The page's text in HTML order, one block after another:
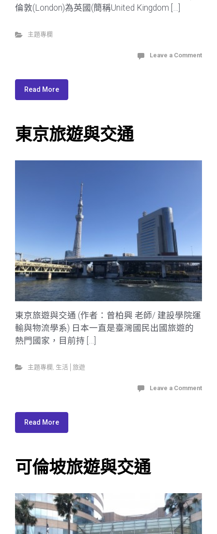
倫敦(London)為英國(簡稱United Kingdom […]
主題專欄
Leave a Comment
Read More
東京旅遊與交通
東京旅遊與交通 (作者：曾柏興 老師/ 建設學院運
輸與物流學系) 日本一直是臺灣國民出國旅遊的
熱門國家，目前持 […]
主題專欄 生活│旅遊
Leave a Comment
Read More
可倫坡旅遊與交通